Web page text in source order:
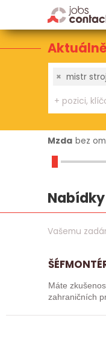
× mistr
Mzda bez
Vašemu
Máte
zahraničních